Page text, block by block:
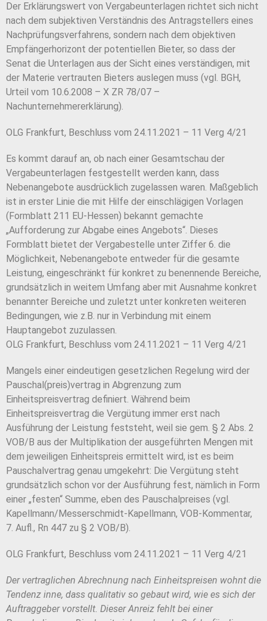
Der Erklärungswert von Vergabeunterlagen richtet sich nicht
nach dem subjektiven Verständnis des Antragstellers eines
Nachprüfungsverfahrens, sondern nach dem objektiven
Empfängerhorizont der potentiellen Bieter, so dass der
Senat die Unterlagen aus der Sicht eines verständigen, mit
der Materie vertrauten Bieters auslegen muss (vgl. BGH,
Urteil vom 10.6.2008 – X ZR 78/07 –
Nachunternehmererklärung).
OLG Frankfurt, Beschluss vom 24.11.2021 – 11 Verg 4/21
Es kommt darauf an, ob nach einer Gesamtschau der
Vergabeunterlagen festgestellt werden kann, dass
Nebenangebote ausdrücklich zugelassen waren. Maßgeblich
ist in erster Linie die mit Hilfe der einschlägigen Vorlagen
(Formblatt 211 EU-Hessen) bekannt gemachte
„Aufforderung zur Abgabe eines Angebots“. Dieses
Formblatt bietet der Vergabestelle unter Ziffer 6. die
Möglichkeit, Nebenangebote entweder für die gesamte
Leistung, eingeschränkt für konkret zu benennende Bereiche,
grundsätzlich in weitem Umfang aber mit Ausnahme konkret
benannter Bereiche und zuletzt unter konkreten weiteren
Bedingungen, wie z.B. nur in Verbindung mit einem
Hauptangebot zuzulassen.
OLG Frankfurt, Beschluss vom 24.11.2021 – 11 Verg 4/21
Mangels einer eindeutigen gesetzlichen Regelung wird der
Pauschal(preis)vertrag in Abgrenzung zum
Einheitspreisvertrag definiert. Während beim
Einheitspreisvertrag die Vergütung immer erst nach
Ausführung der Leistung feststeht, weil sie gem. § 2 Abs. 2
VOB/B aus der Multiplikation der ausgeführten Mengen mit
dem jeweiligen Einheitspreis ermittelt wird, ist es beim
Pauschalvertrag genau umgekehrt: Die Vergütung steht
grundsätzlich schon vor der Ausführung fest, nämlich in Form
einer „festen“ Summe, eben des Pauschalpreises (vgl.
Kapellmann/Messerschmidt-Kapellmann, VOB-Kommentar,
7. Aufl., Rn 447 zu § 2 VOB/B).
OLG Frankfurt, Beschluss vom 24.11.2021 – 11 Verg 4/21
Der vertraglichen Abrechnung nach Einheitspreisen wohnt die
Tendenz inne, dass qualitativ so gebaut wird, wie es sich der
Auftraggeber vorstellt. Dieser Anreiz fehlt bei einer